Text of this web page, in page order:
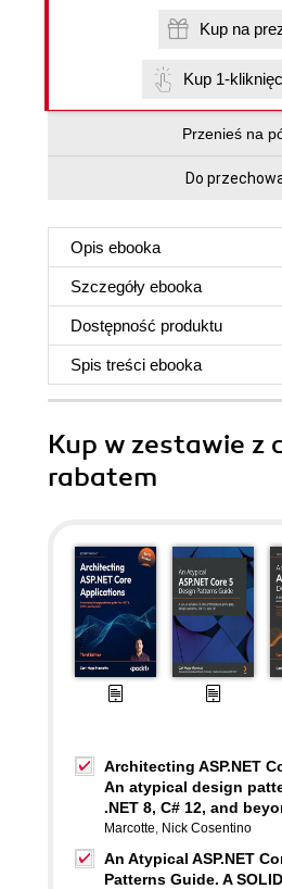
Kup
Kup 1-
Przenieś na
Do
Opis ebooka
Szczegóły ebooka
Dostępność produktu
Spis treści ebooka
Kup w zestawie z
rabatem
Architecting ASP.NET
An atypical design
.NET 8, C# 12, and
Marcotte, Nick Cosentino
An Atypical ASP.NET
Patterns Guide. A